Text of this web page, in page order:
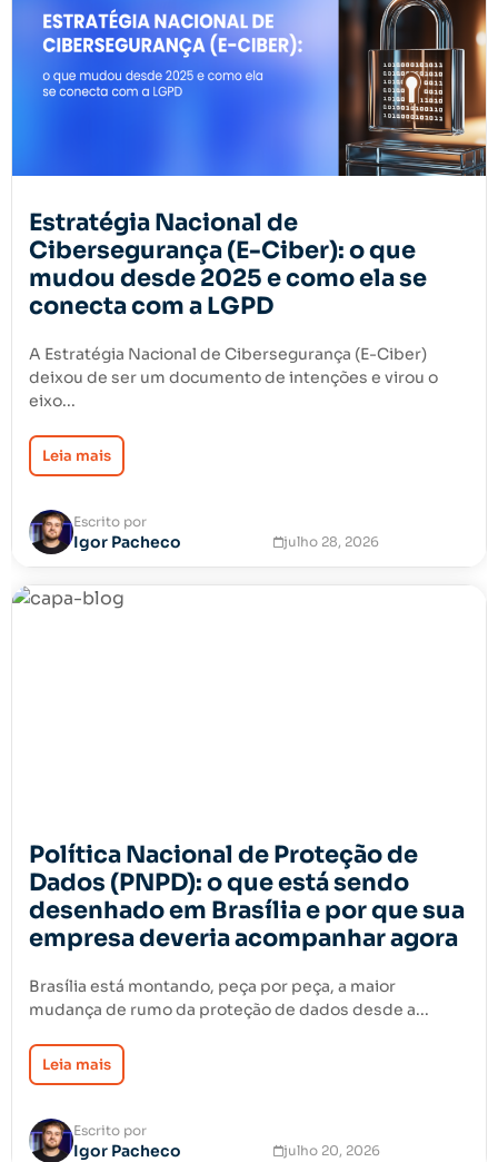
Estratégia Nacional de
Cibersegurança (E-Ciber): o que
mudou desde 2025 e como ela se
conecta com a LGPD
A Estratégia Nacional de Cibersegurança (E-Ciber)
deixou de ser um documento de intenções e virou o
eixo...
Leia mais
Escrito por
Igor Pacheco julho 28, 2026
Política Nacional de Proteção de
Dados (PNPD): o que está sendo
desenhado em Brasília e por que sua
empresa deveria acompanhar agora
Brasília está montando, peça por peça, a maior
mudança de rumo da proteção de dados desde a...
Leia mais
Escrito por
Igor Pacheco julho 20, 2026